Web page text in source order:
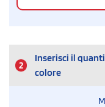
2
Inserisci il
colore